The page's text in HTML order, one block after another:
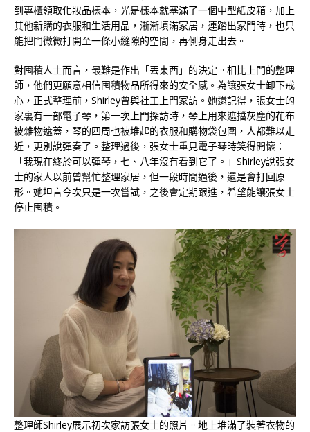
到專櫃領取化妝品樣本，光是樣本就塞滿了一個中型紙皮箱，加上
其他新購的衣服和生活用品，漸漸填滿家居，連踏出家門時，也只
能把門微微打開至一條小縫隙的空間，再側身走出去。
對囤積人士而言，最難是作出「丟東西」的決定。相比上門的整理
師，他們更願意相信囤積物品所得來的安全感。為讓張女士卸下戒
心，正式整理前，Shirley曾與社工上門家訪。她還記得，張女士的
家裏有一部電子琴，第一次上門探訪時，琴上用來遮擋灰塵的花布
被雜物遮蓋，琴的四周也被堆起的衣服和購物袋包圍，人都難以走
近，更別說彈奏了。整理過後，張女士重見電子琴時笑得開懷：
「我現在終於可以彈琴，七、八年沒有看到它了。」Shirley說張女
士的家人以前曾幫忙整理家居，但一段時間過後，還是會打回原
形。她坦言今次只是一次嘗試，之後會定期跟進，希望能讓張女士
停止囤積。
整理師Shirley展示初次家訪張女士的照片。地上堆滿了裝著衣物的